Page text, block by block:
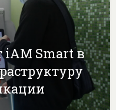
iAM Smart в